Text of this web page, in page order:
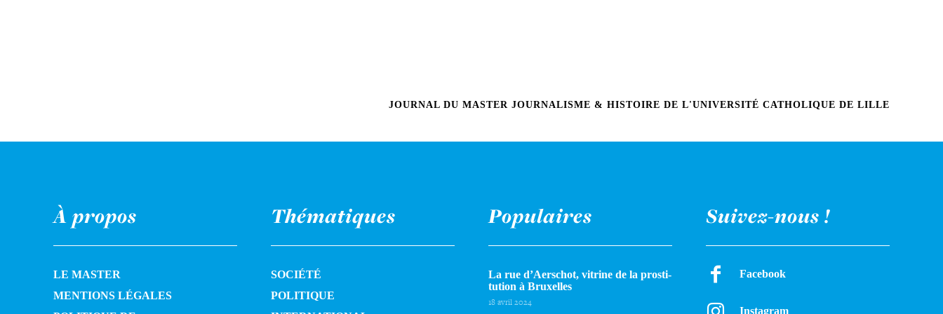
JOURNAL DU MASTER JOURNALISME & HISTOIRE DE L'UNIVERSITÉ CATHOLIQUE DE LILLE
À propos
LE MASTER
MENTIONS LÉGALES
Thématiques
SOCIÉTÉ
POLITIQUE
Populaires
La rue d’Aerschot, vitrine de la pros­ti­
tu­tion à Bruxelles
18 avril 2024
Suivez-nous !
Facebook
Instagram